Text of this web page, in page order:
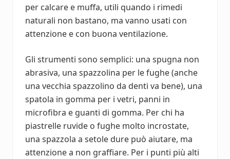
per calcare e muffa, utili quando i rimedi
naturali non bastano, ma vanno usati con
attenzione e con buona ventilazione.
Gli strumenti sono semplici: una spugna non
abrasiva, una spazzolina per le fughe (anche
una vecchia spazzolino da denti va bene), una
spatola in gomma per i vetri, panni in
microfibra e guanti di gomma. Per chi ha
piastrelle ruvide o fughe molto incrostate,
una spazzola a setole dure può aiutare, ma
attenzione a non graffiare. Per i punti più alti